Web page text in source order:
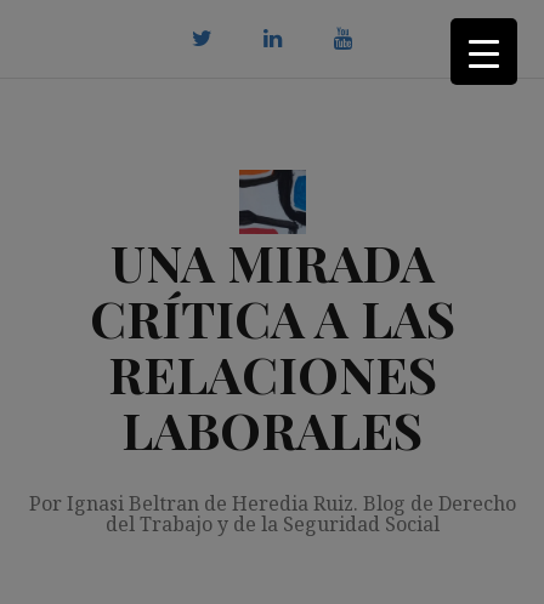
UNA MIRADA
CRÍTICA A LAS
RELACIONES
LABORALES
Por Ignasi Beltran de Heredia Ruiz. Blog de Derecho
del Trabajo y de la Seguridad Social